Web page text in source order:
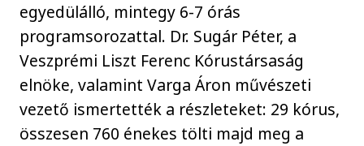
egyedülálló, mintegy 6-7 órás
programsorozattal. Dr. Sugár Péter, a
Veszprémi Liszt Ferenc Kórustársaság
elnöke, valamint Varga Áron művészeti
vezető ismertették a részleteket: 29 kórus,
összesen 760 énekes tölti majd meg a